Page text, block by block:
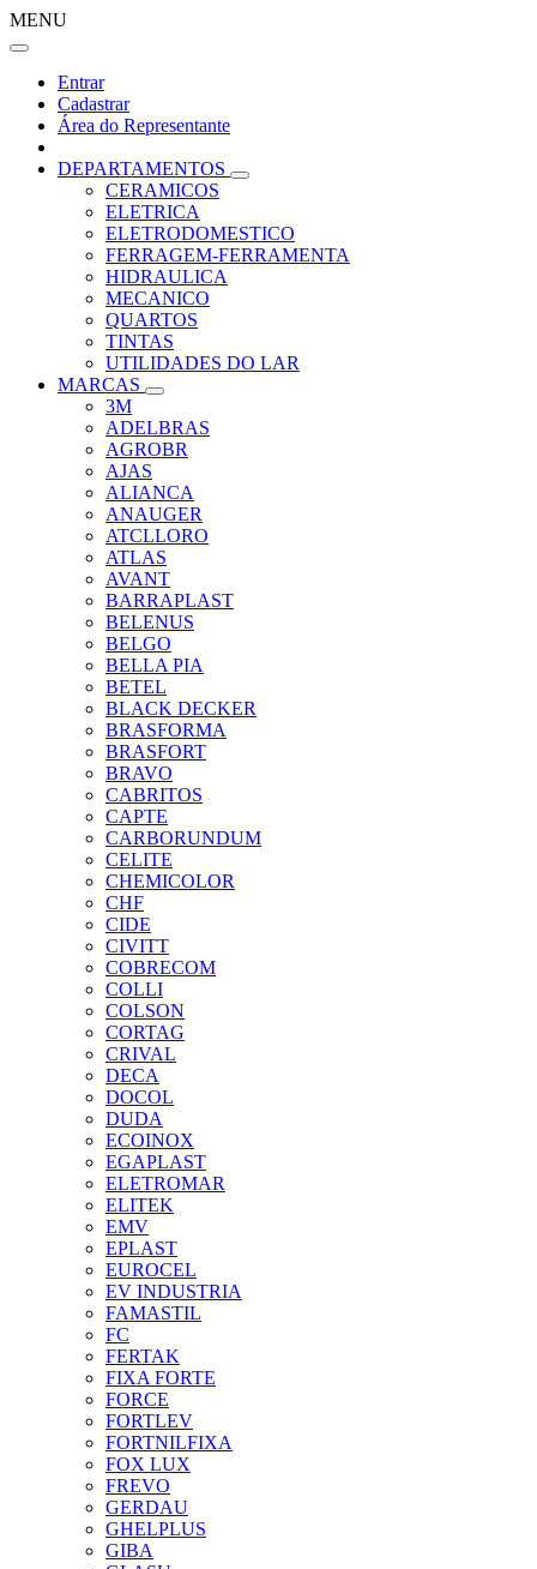
MENU
Entrar
Cadastrar
Área do Representante
DEPARTAMENTOS
CERAMICOS
ELETRICA
ELETRODOMESTICO
FERRAGEM-FERRAMENTA
HIDRAULICA
MECANICO
QUARTOS
TINTAS
UTILIDADES DO LAR
MARCAS
3M
ADELBRAS
AGROBR
AJAS
ALIANCA
ANAUGER
ATCLLORO
ATLAS
AVANT
BARRAPLAST
BELENUS
BELGO
BELLA PIA
BETEL
BLACK DECKER
BRASFORMA
BRASFORT
BRAVO
CABRITOS
CAPTE
CARBORUNDUM
CELITE
CHEMICOLOR
CHF
CIDE
CIVITT
COBRECOM
COLLI
COLSON
CORTAG
CRIVAL
DECA
DOCOL
DUDA
ECOINOX
EGAPLAST
ELETROMAR
ELITEK
EMV
EPLAST
EUROCEL
EV INDUSTRIA
FAMASTIL
FC
FERTAK
FIXA FORTE
FORCE
FORTLEV
FORTNILFIXA
FOX LUX
FREVO
GERDAU
GHELPLUS
GIBA